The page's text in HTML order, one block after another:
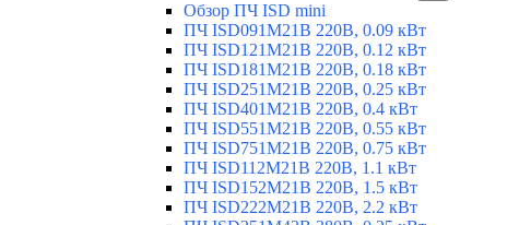
Обзор ПЧ ISD mini
ПЧ ISD091M21B 220В, 0.09 кВт
ПЧ ISD121M21B 220В, 0.12 кВт
ПЧ ISD181M21B 220В, 0.18 кВт
ПЧ ISD251M21B 220В, 0.25 кВт
ПЧ ISD401M21B 220В, 0.4 кВт
ПЧ ISD551M21B 220В, 0.55 кВт
ПЧ ISD751M21B 220В, 0.75 кВт
ПЧ ISD112M21B 220В, 1.1 кВт
ПЧ ISD152M21B 220В, 1.5 кВт
ПЧ ISD222M21B 220В, 2.2 кВт